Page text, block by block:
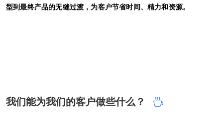
型到最终产品的无缝过渡，为客户节省时间、精力和资源。
我们能为我们的客户做些什么？